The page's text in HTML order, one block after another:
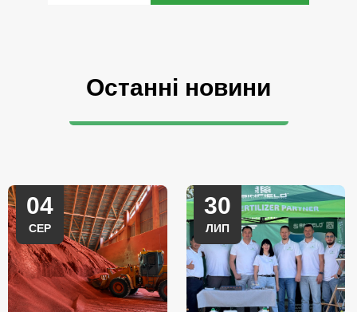
Останні новини
04
СЕР
30
ЛИП